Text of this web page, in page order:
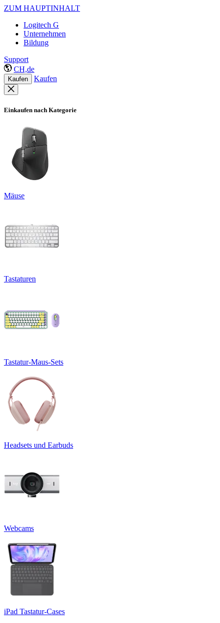
ZUM HAUPTINHALT
Logitech G
Unternehmen
Bildung
Support
CH,de
Kaufen Kaufen
Einkaufen nach Kategorie
Mäuse
Tastaturen
Tastatur-Maus-Sets
Headsets und Earbuds
Webcams
iPad Tastatur-Cases